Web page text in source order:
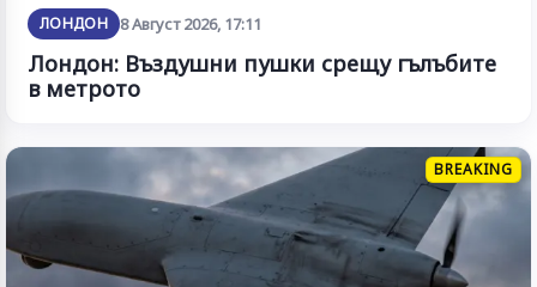
ЛОНДОН 8 Август 2026, 17:11
Лондон: Въздушни пушки срещу гълъбите
в метрото
BREAKING